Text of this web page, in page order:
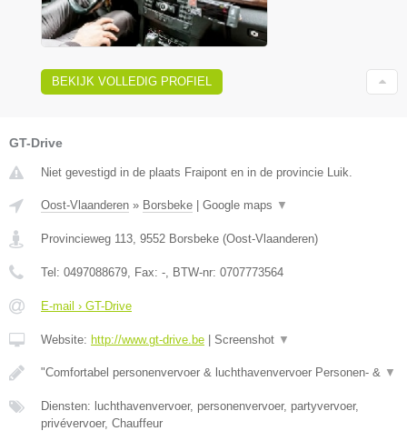
BEKIJK VOLLEDIG PROFIEL
GT-Drive
Niet gevestigd in de plaats Fraipont en in de provincie Luik.
Oost-Vlaanderen » Borsbeke Google maps ▼
Provincieweg 113, 9552 Borsbeke (Oost-Vlaanderen)
Tel: 0497088679, Fax: -, BTW-nr: 0707773564
E-mail › GT-Drive
Website: http://www.gt-drive.be Screenshot ▼
"Comfortabel personenvervoer & luchthavenvervoer Personen- & ▼
Diensten: luchthavenvervoer, personenvervoer, partyvervoer,
privévervoer, Chauffeur